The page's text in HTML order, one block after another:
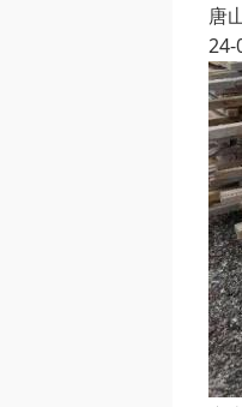
唐
24-